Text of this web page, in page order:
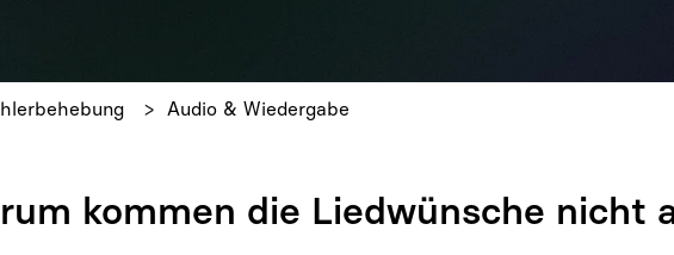
Audio & Wiedergabe
kommen die Liedwünsche nicht